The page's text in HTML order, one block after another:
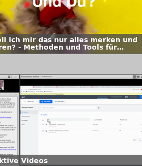
ich mir das nur alles merken und
- Methoden und Tools für
Notizen
Videos